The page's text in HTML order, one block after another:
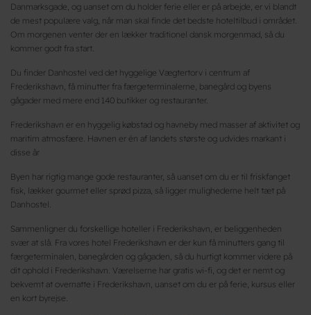
Danmarksgade, og uanset om du holder ferie eller er på arbejde, er vi blandt
de mest populære valg, når man skal finde det bedste hoteltilbud i området.
Om morgenen venter der en lækker traditionel dansk morgenmad, så du
kommer godt fra start.
Du finder Danhostel ved det hyggelige Vægtertorv i centrum af
Frederikshavn, få minutter fra færgeterminalerne, banegård og byens
gågader med mere end 140 butikker og restauranter.
Frederikshavn er en hyggelig købstad og havneby med masser af aktivitet og
maritim atmosfære. Havnen er én af landets største og udvides markant i
disse år
Byen har rigtig mange gode restauranter, så uanset om du er til friskfanget
fisk, lækker gourmet eller sprød pizza, så ligger mulighederne helt tæt på
Danhostel.
Sammenligner du forskellige hoteller i Frederikshavn, er beliggenheden
svær at slå. Fra vores hotel Frederikshavn er der kun få minutters gang til
færgeterminalen, banegården og gågaden, så du hurtigt kommer videre på
dit ophold i Frederikshavn. Værelserne har gratis wi-fi, og det er nemt og
bekvemt at overnatte i Frederikshavn, uanset om du er på ferie, kursus eller
en kort byrejse.